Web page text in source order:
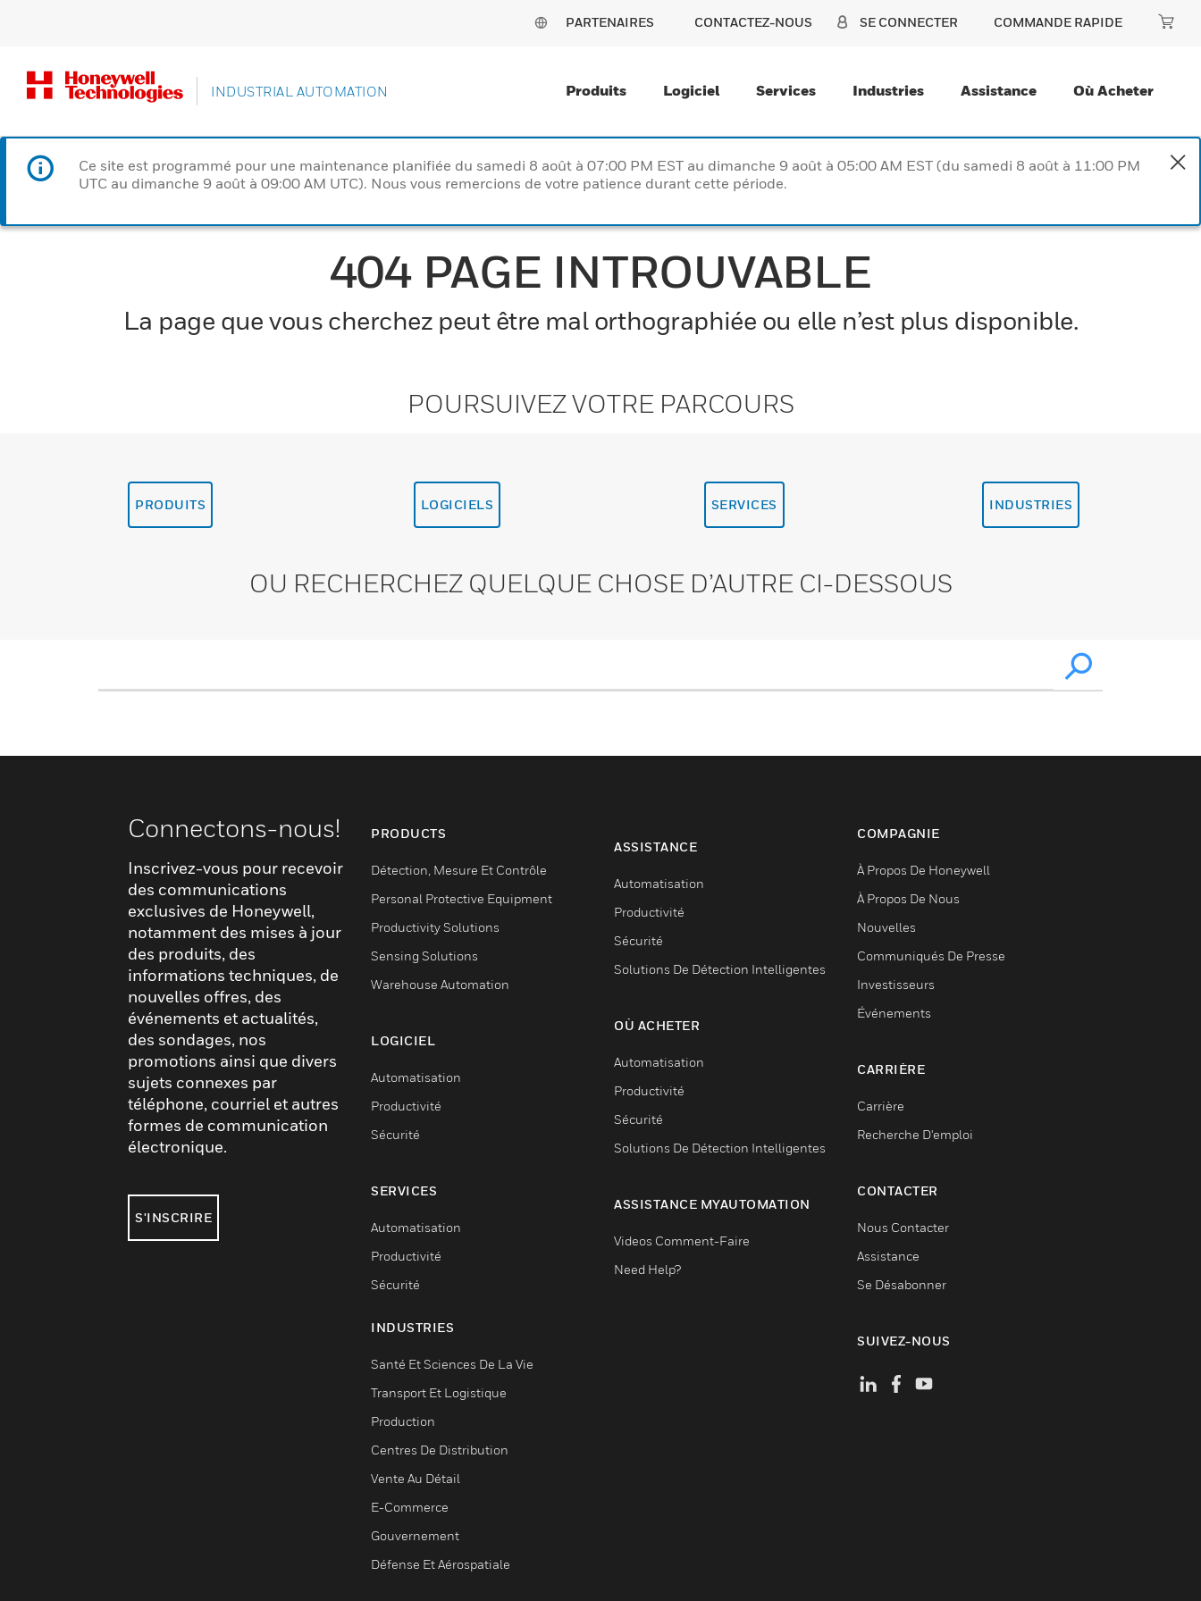
PARTENAIRES CONTACTEZ-NOUS SE CONNECTER COMMANDE RAPIDE
INDUSTRIAL AUTOMATION Produits Logiciel Services Industries Assistance Où Acheter
Ce site est programmé pour une maintenance planifiée du samedi 8 août à 07:00 PM EST au dimanche 9 août à 05:00 AM EST (du samedi 8 août à 11:00 PM
UTC au dimanche 9 août à 09:00 AM UTC). Nous vous remercions de votre patience durant cette période.
404 PAGE INTROUVABLE
La page que vous cherchez peut être mal orthographiée ou elle n’est plus disponible.
POURSUIVEZ VOTRE PARCOURS
PRODUITS LOGICIELS SERVICES INDUSTRIES
OU RECHERCHEZ QUELQUE CHOSE D’AUTRE CI-DESSOUS
Connectons-nous!
Inscrivez-vous pour recevoir
des communications
exclusives de Honeywell,
notamment des mises à jour
des produits, des
informations techniques, de
nouvelles offres, des
événements et actualités,
des sondages, nos
promotions ainsi que divers
sujets connexes par
téléphone, courriel et autres
formes de communication
électronique.
S'INSCRIRE
PRODUCTS
Détection, Mesure Et Contrôle
Personal Protective Equipment
Productivity Solutions
Sensing Solutions
Warehouse Automation
LOGICIEL
Automatisation
Productivité
Sécurité
SERVICES
Automatisation
Productivité
Sécurité
INDUSTRIES
Santé Et Sciences De La Vie
Transport Et Logistique
Production
Centres De Distribution
Vente Au Détail
E-Commerce
Gouvernement
Défense Et Aérospatiale
ASSISTANCE
Automatisation
Productivité
Sécurité
Solutions De Détection Intelligentes
OÙ ACHETER
Automatisation
Productivité
Sécurité
Solutions De Détection Intelligentes
ASSISTANCE MYAUTOMATION
Videos Comment-Faire
Need Help?
COMPAGNIE
À Propos De Honeywell
À Propos De Nous
Nouvelles
Communiqués De Presse
Investisseurs
Événements
CARRIÈRE
Carrière
Recherche D'emploi
CONTACTER
Nous Contacter
Assistance
Se Désabonner
SUIVEZ-NOUS